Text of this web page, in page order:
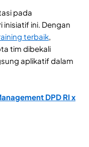
pada
ini. Dengan
terbaik,
tim dibekali
aplikatif dalam
DPD RI x